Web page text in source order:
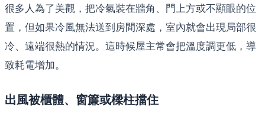
很多人為了美觀，把冷氣裝在牆角、門上方或不顯眼的位
置，但如果冷風無法送到房間深處，室內就會出現局部很
冷、遠端很熱的情況。這時候屋主常會把溫度調更低，導
致耗電增加。
出風被櫃體、窗簾或樑柱擋住